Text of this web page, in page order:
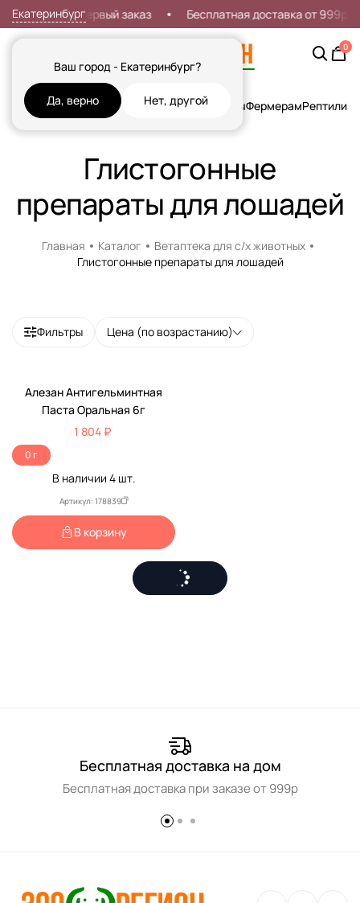
Екатеринбург
Ваш город - Екатеринбург?
Да, верно Нет, другой
Скидка 7% на первый заказ Бесплатная доставка от 999р
0
Кошки СобакиРыбы Грызуны и Хорьки ПтицыФермерамРептилии
Глистогонные
препараты для лошадей
Главная Каталог
Ветаптека для с/х животных
Глистогонные препараты для лошадей
Фильтры Цена (по возрастанию)
По Рецепту
Доставка в пункт выдачи.
Алезан Антигельминтная
Паста Оральная 6г
1 804 ₽
0 г
В наличии 4шт.
Артикул: 178839
В корзину
Бесплатная доставка на дом
Бесплатная доставка при заказе от 999р